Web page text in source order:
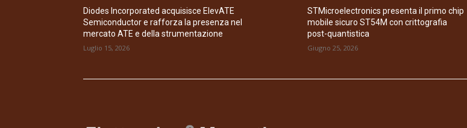
Diodes Incorporated acquisisce ElevATE
Semiconductor e rafforza la presenza nel
mercato ATE e della strumentazione
Luglio 15, 2026
STMicroelectronics presenta il primo chip
mobile sicuro ST54M con crittografia
post-quantistica
Giugno 25, 2026